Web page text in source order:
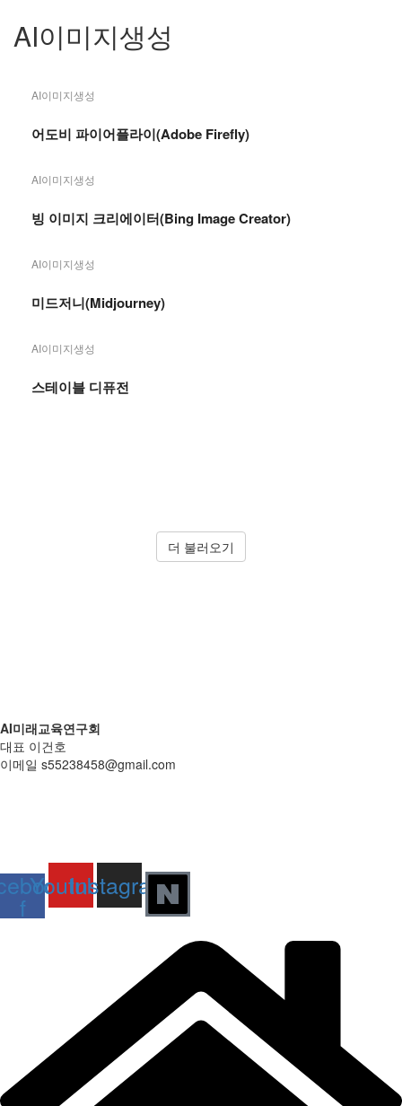
AI이미지생성
AI이미지생성
어도비 파이어플라이(Adobe Firefly)
AI이미지생성
빙 이미지 크리에이터(Bing Image Creator)
AI이미지생성
미드저니(Midjourney)
AI이미지생성
스테이블 디퓨전
더 불러오기
AI미래교육연구회
대표 이건호
이메일 s55238458@gmail.com
f
YoutubeInstagram